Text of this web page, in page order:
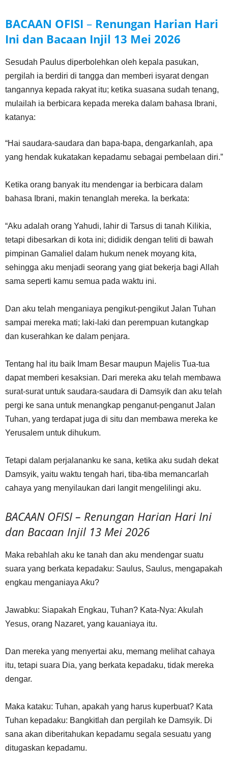
BACAAN OFISI – Renungan Harian Hari
Ini dan Bacaan Injil 13 Mei 2026
Sesudah Paulus diperbolehkan oleh kepala pasukan,
pergilah ia berdiri di tangga dan memberi isyarat dengan
tangannya kepada rakyat itu; ketika suasana sudah tenang,
mulailah ia berbicara kepada mereka dalam bahasa Ibrani,
katanya:
“Hai saudara-saudara dan bapa-bapa, dengarkanlah, apa
yang hendak kukatakan kepadamu sebagai pembelaan diri.”
Ketika orang banyak itu mendengar ia berbicara dalam
bahasa Ibrani, makin tenanglah mereka. Ia berkata:
“Aku adalah orang Yahudi, lahir di Tarsus di tanah Kilikia,
tetapi dibesarkan di kota ini; dididik dengan teliti di bawah
pimpinan Gamaliel dalam hukum nenek moyang kita,
sehingga aku menjadi seorang yang giat bekerja bagi Allah
sama seperti kamu semua pada waktu ini.
Dan aku telah menganiaya pengikut-pengikut Jalan Tuhan
sampai mereka mati; laki-laki dan perempuan kutangkap
dan kuserahkan ke dalam penjara.
Tentang hal itu baik Imam Besar maupun Majelis Tua-tua
dapat memberi kesaksian. Dari mereka aku telah membawa
surat-surat untuk saudara-saudara di Damsyik dan aku telah
pergi ke sana untuk menangkap penganut-penganut Jalan
Tuhan, yang terdapat juga di situ dan membawa mereka ke
Yerusalem untuk dihukum.
Tetapi dalam perjalananku ke sana, ketika aku sudah dekat
Damsyik, yaitu waktu tengah hari, tiba-tiba memancarlah
cahaya yang menyilaukan dari langit mengelilingi aku.
BACAAN OFISI – Renungan Harian Hari Ini
dan Bacaan Injil 13 Mei 2026
Maka rebahlah aku ke tanah dan aku mendengar suatu
suara yang berkata kepadaku: Saulus, Saulus, mengapakah
engkau menganiaya Aku?
Jawabku: Siapakah Engkau, Tuhan? Kata-Nya: Akulah
Yesus, orang Nazaret, yang kauaniaya itu.
Dan mereka yang menyertai aku, memang melihat cahaya
itu, tetapi suara Dia, yang berkata kepadaku, tidak mereka
dengar.
Maka kataku: Tuhan, apakah yang harus kuperbuat? Kata
Tuhan kepadaku: Bangkitlah dan pergilah ke Damsyik. Di
sana akan diberitahukan kepadamu segala sesuatu yang
ditugaskan kepadamu.